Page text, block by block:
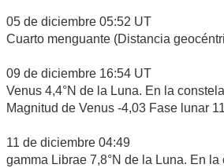
05 de diciembre 05:52 UT
Cuarto menguante (Distancia
09 de diciembre 16:54 UT
Venus 4,4°N de la Luna. En la
Magnitud de Venus -4,03 Fase lunar
11 de diciembre 04:49
gamma Librae 7,8°N de la Luna. En